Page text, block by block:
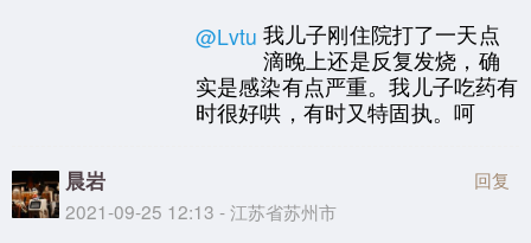
@Lvtu 我儿子刚住院打了一天点
滴晚上还是反复发烧，确
实是感染有点严重。我儿子吃药有
时很好哄，有时又特固执。呵
晨岩
2021-09-25 12:13 - 江苏省苏州市
回复